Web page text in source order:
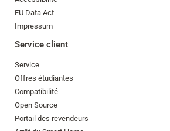
Shift+Alt+A
EU Data Act
Impressum
Service client
Service
Offres étudiantes
Compatibilité
Open Source
Portail des revendeurs